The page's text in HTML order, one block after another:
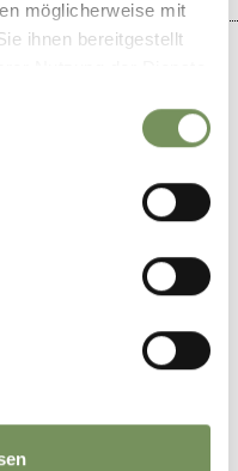
möglicherweise mit
ihnen bereitgestellt